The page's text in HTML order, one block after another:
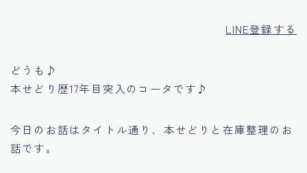
LINE登録する
どうも♪
本せどり歴17年目突入のコータです♪
今日のお話はタイトル通り、本せどりと在庫整理のお
話です。